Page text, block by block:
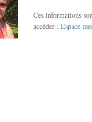
Ces informations
accéder : Espace